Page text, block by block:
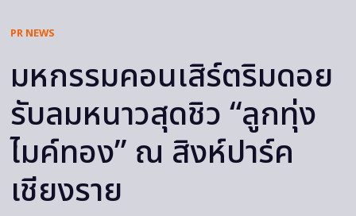
PR NEWS
มหกรรมคอนเสิร์ตริมดอย
รับลมหนาวสุดชิว “ลูกทุ่ง
ไมค์ทอง” ณ สิงห์ปาร์ค
เชียงราย